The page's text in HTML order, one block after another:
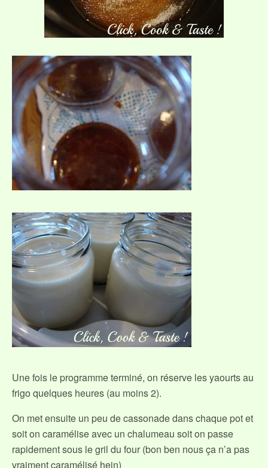
Une fois le programme terminé, on réserve les yaourts au
frigo quelques heures (au moins 2).
On met ensuite un peu de cassonade dans chaque pot et
soit on caramélise avec un chalumeau soit on passe
rapidement sous le gril du four (bon ben nous ça n’a pas
vraiment caramélisé hein)